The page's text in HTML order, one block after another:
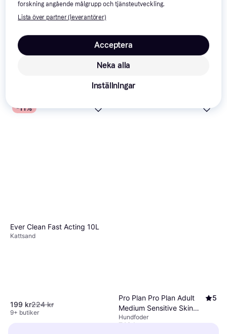
Supplements FortiFlora
Canine Nutritional
Hundfoder
Ever Clean Lavender 20L
Kattsand
409 kr
-11%
Ever Clean Fast Acting 10L
Kattsand
199 kr224 kr
9+ butiker
Pro Plan Pro Plan Adult
Medium Sensitive Skin
14kg
5
Hundfoder
743 kr
forskning angående målgrupp och tjänsteutveckling.
Lista över partner (leverantörer)
Neka alla
Acceptera
Inställningar